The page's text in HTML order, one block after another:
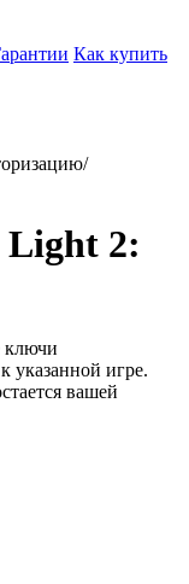
Как купить
2:
ключи
указанной игре.
вашей